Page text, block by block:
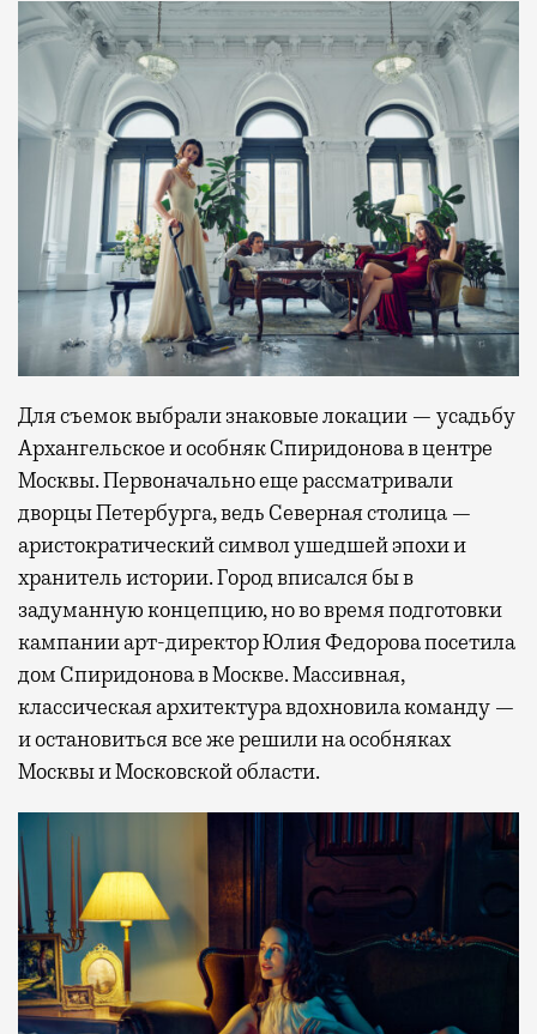
Для съемок выбрали знаковые локации — усадьбу
Архангельское и особняк Спиридонова в центре
Москвы. Первоначально еще рассматривали
дворцы Петербурга, ведь Северная столица —
аристократический символ ушедшей эпохи и
хранитель истории. Город вписался бы в
задуманную концепцию, но во время подготовки
кампании арт-директор Юлия Федорова посетила
дом Спиридонова в Москве. Массивная,
классическая архитектура вдохновила команду —
и остановиться все же решили на особняках
Москвы и Московской области.